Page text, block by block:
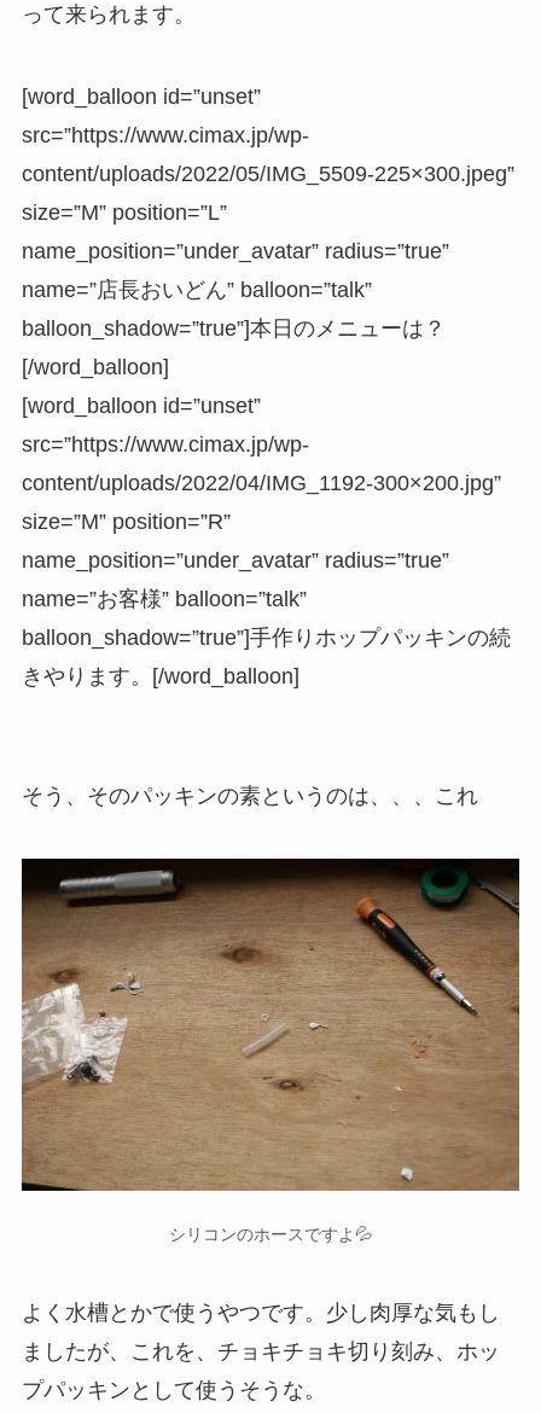
って来られます。
[word_balloon id=”unset”
src=”https://www.cimax.jp/wp-
content/uploads/2022/05/IMG_5509-225×300.jpeg”
size=”M” position=”L”
name_position=”under_avatar” radius=”true”
name=”店長おいどん” balloon=”talk”
balloon_shadow=”true”]本日のメニューは？
[/word_balloon]
[word_balloon id=”unset”
src=”https://www.cimax.jp/wp-
content/uploads/2022/04/IMG_1192-300×200.jpg”
size=”M” position=”R”
name_position=”under_avatar” radius=”true”
name=”お客様” balloon=”talk”
balloon_shadow=”true”]手作りホップパッキンの続
きやります。[/word_balloon]
そう、そのパッキンの素というのは、、、これ
シリコンのホースですよ💦
よく水槽とかで使うやつです。少し肉厚な気もし
ましたが、これを、チョキチョキ切り刻み、ホッ
プパッキンとして使うそうな。